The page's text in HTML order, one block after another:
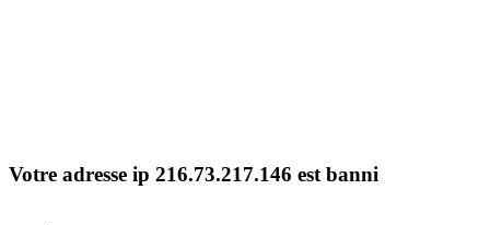
Votre adresse ip 216.73.217.146 est banni